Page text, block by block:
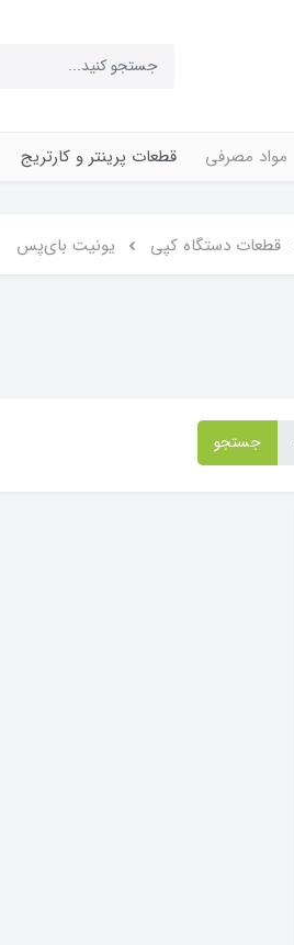
مواد مصرفی قطعات پرینتر و کارتریج
قطعات دستگاه کپی یونیت بای‌پس
جستجو